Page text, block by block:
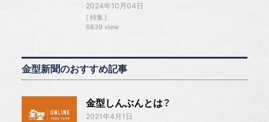
2024年10月04日
特集
6839 view
金型新聞のおすすめ記事
金型しんぶんとは？
2021年4月1日